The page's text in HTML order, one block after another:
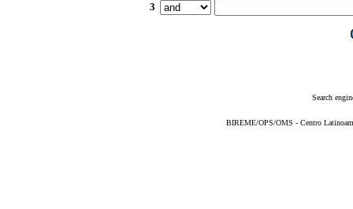
3
Search
BIREME/OPS/OMS - Centro